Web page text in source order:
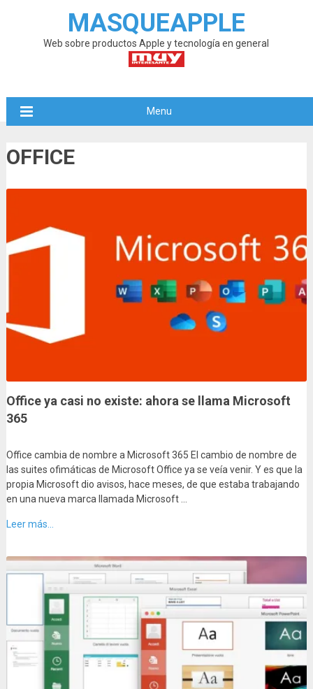
MASQUEAPPLE
Web sobre productos Apple y tecnología en general
Menu
OFFICE
Office ya casi no existe: ahora se llama Microsoft
365
Office cambia de nombre a Microsoft 365 El cambio de nombre de
las suites ofimáticas de Microsoft Office ya se veía venir. Y es que la
propia Microsoft dio avisos, hace meses, de que estaba trabajando
en una nueva marca llamada Microsoft …
Leer más...